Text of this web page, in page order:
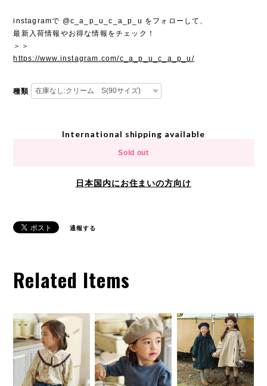
instagramで @c_a_p_u_c_a_p_u をフォローして、
最新入荷情報やお得な情報をチェック！
＞＞
https://www.instagram.com/c_a_p_u_c_a_p_u/
種類
International shipping available
Sold out
日本国内にお住まいの方向け
通報する
Related Items